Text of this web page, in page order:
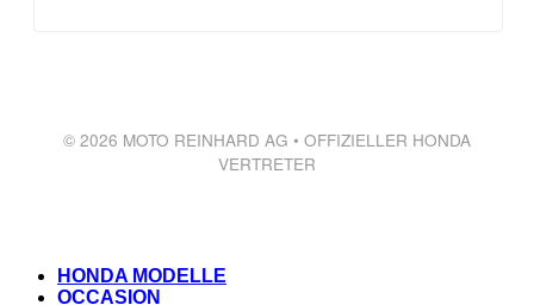
© 2026 MOTO REINHARD AG • OFFIZIELLER HONDA
VERTRETER
HONDA MODELLE
OCCASION